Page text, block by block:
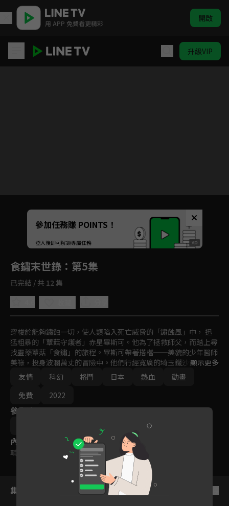
用 APP 免費看更精彩 開啟
升級VIP
Unmute
如有不便請見諒
參加任務賺 POINTS！
登入後即可解鎖專屬任務
食鏽末世錄 ：第5集
已完結 / 共 12 集
穿梭於能夠鏽蝕一切，使人類陷入死亡威脅的「鏽蝕風」中， 迅
猛粗暴的「蕈菇守護者」赤星畢斯可。他為了拯救師父，而踏上尋
找靈藥蕈菇「食鏽」的旅程。畢斯可帶著搭檔──美貌的少年醫師
美祿，投身波瀾萬丈的冒險中。他們行經寬廣的埼玉鐵沙漠、由毀
滅文明的防衛兵器殘骸架構而成的城鎮、大章魚盤據的廢棄地下鐵
路線──嚴苛路途中面臨的各種威脅，都以美祿的靈機一動，與畢
斯可的必中蕈菇箭一舉貫穿！但旅途的前方卻有邪惡縣知事的奸計
顯示更多
友情
科幻 格鬥 日本 熱血
動畫
免費
2022
參與演員
內容標籤
輔導十二歲級
集數列表